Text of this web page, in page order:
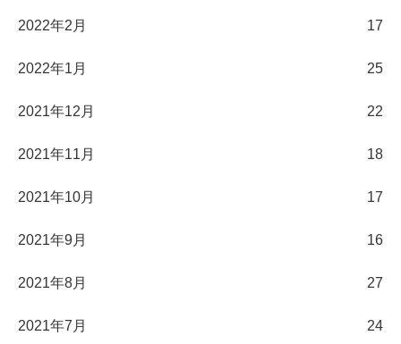
2022年2月 17
2022年1月 25
2021年12月 22
2021年11月 18
2021年10月 17
2021年9月 16
2021年8月 27
2021年7月 24